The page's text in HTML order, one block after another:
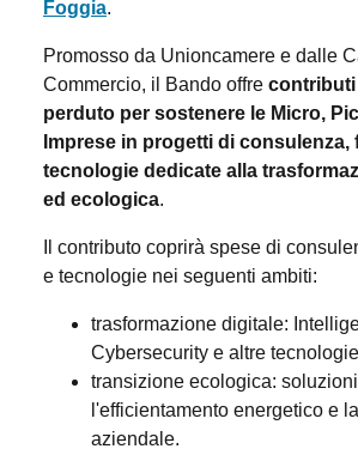
Foggia.
Promosso da Unioncamere e dalle
Commercio, il Bando offre
perduto per sostenere le Micro,
Imprese in progetti di consulenza,
tecnologie dedicate alla
ed ecologica.
Il contributo coprirà spese di
e tecnologie nei seguenti ambiti:
trasformazione digitale:
Cybersecurity e altre
transizione ecologica:
l'efficientamento energetico e
aziendale.